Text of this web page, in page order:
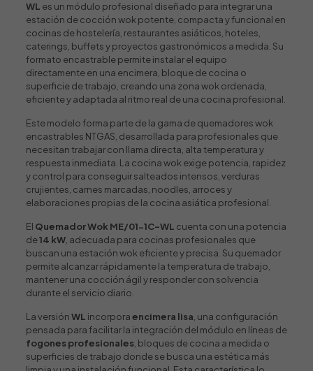
WL es un módulo profesional diseñado para integrar una
estación de cocción wok potente, compacta y funcional en
cocinas de hostelería, restaurantes asiáticos, hoteles,
caterings, buffets y proyectos gastronómicos a medida. Su
formato encastrable permite instalar el equipo
directamente en una encimera, bloque de cocina o
superficie de trabajo, creando una zona wok ordenada,
eficiente y adaptada al ritmo real de una cocina profesional.
Este modelo forma parte de la gama de quemadores wok
encastrables NTGAS, desarrollada para profesionales que
necesitan trabajar con llama directa, alta temperatura y
respuesta inmediata. La cocina wok exige potencia, rapidez
y control para conseguir salteados intensos, verduras
crujientes, carnes marcadas, noodles, arroces y
elaboraciones propias de la cocina asiática profesional.
El Quemador Wok ME/01-1C-WL cuenta con una potencia
de14 kW, adecuada para cocinas profesionales que
buscan una estación wok eficiente y precisa. Su quemador
permite alcanzar rápidamente la temperatura de trabajo,
mantener una cocción ágil y responder con solvencia
durante el servicio diario.
La versiónWL incorporaencimera lisa , una configuración
pensada para facilitar la integración del módulo en líneas de
fogones profesionales, bloques de cocina a medida o
superficies de trabajo donde se busca una estética más